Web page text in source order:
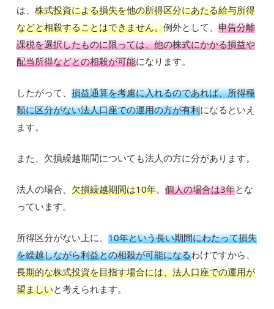
は、株式投資による損失を他の所得区分にあたる給与所得
などと相殺することはできません。例外として、申告分離
課税を選択したものに限っては、他の株式にかかる損益や
配当所得などとの相殺が可能になります。
したがって、損益通算を考慮に入れるのであれば、所得種
類に区分がない法人口座での運用の方が有利になるといえ
ます。
また、欠損繰越期間についても法人の方に分があります。
法人の場合、欠損繰越期間は10年。個人の場合は3年とな
っています。
所得区分がない上に、10年という長い期間にわたって損失
を繰越しながら利益との相殺が可能になるわけですから、
長期的な株式投資を目指す場合には、法人口座での運用が
望ましいと考えられます。